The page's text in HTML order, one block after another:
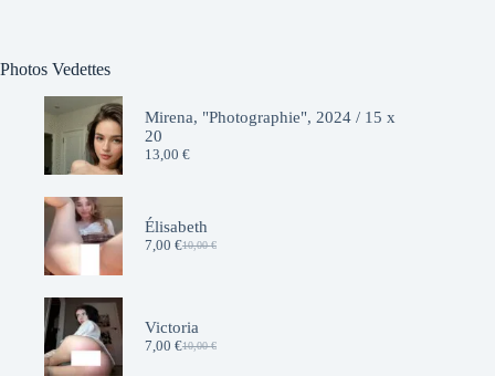
Photos Vedettes
Mirena, "Photographie", 2024 / 15 x
20
13,00 €
Élisabeth
10,00€
Le
10,00 €.
7,00 €Le
7,00 €.
Victoria
10,00€
Le
7,00 €Le